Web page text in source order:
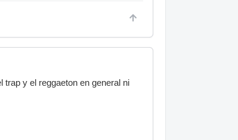
trap y el reggaeton en general ni